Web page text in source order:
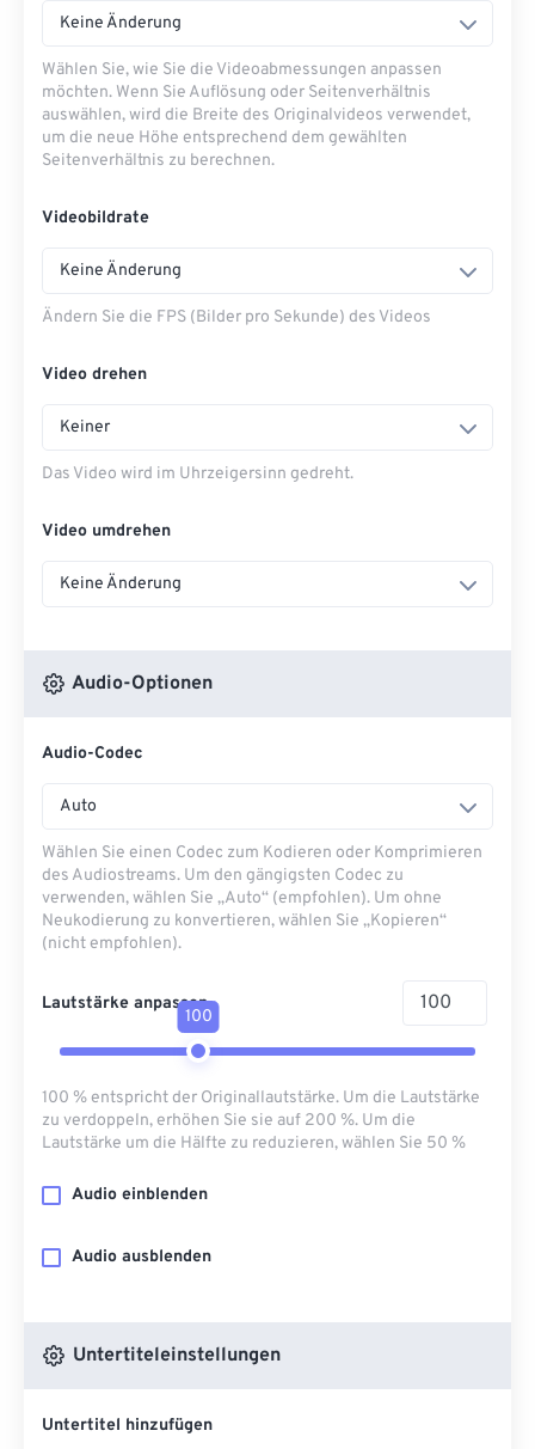
Keine Änderung
Wählen Sie, wie Sie die Videoabmessungen anpassen
möchten. Wenn Sie Auflösung oder Seitenverhältnis
auswählen, wird die Breite des Originalvideos verwendet,
um die neue Höhe entsprechend dem gewählten
Seitenverhältnis zu berechnen.
Videobildrate
Keine Änderung
Ändern Sie die FPS (Bilder pro Sekunde) des Videos
Video drehen
Keiner
Das Video wird im Uhrzeigersinn gedreht.
Video umdrehen
Keine Änderung
Audio-Optionen
Audio-Codec
Auto
Wählen Sie einen Codec zum Kodieren oder Komprimieren
des Audiostreams. Um den gängigsten Codec zu
verwenden, wählen Sie „Auto“ (empfohlen). Um ohne
Neukodierung zu konvertieren, wählen Sie „Kopieren“
(nicht empfohlen).
Lautstärke anpassen
100
100 % entspricht der Originallautstärke. Um die Lautstärke
zu verdoppeln, erhöhen Sie sie auf 200 %. Um die
Lautstärke um die Hälfte zu reduzieren, wählen Sie 50 %
Audio einblenden
Audio ausblenden
Untertiteleinstellungen
Untertitel hinzufügen